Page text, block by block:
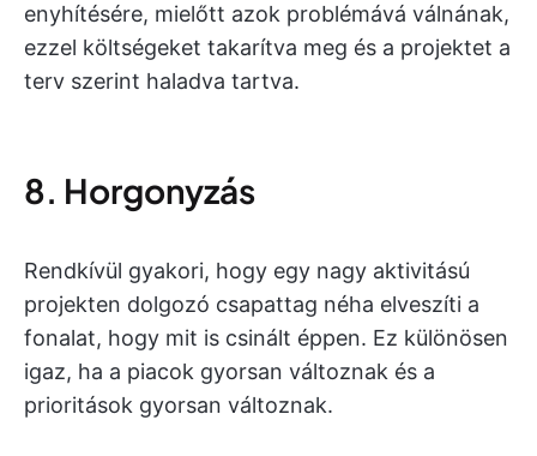
enyhítésére, mielőtt azok problémává válnának,
ezzel költségeket takarítva meg és a projektet a
terv szerint haladva tartva.
8. Horgonyzás
Rendkívül gyakori, hogy egy nagy aktivitású
projekten dolgozó csapattag néha elveszíti a
fonalat, hogy mit is csinált éppen. Ez különösen
igaz, ha a piacok gyorsan változnak és a
prioritások gyorsan változnak.